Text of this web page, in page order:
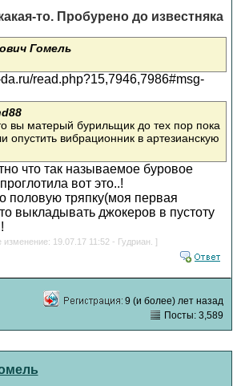
то. Пробурено до известняка
Гомель
read.php?15,7946,7986#msg-
вы матерый бурильщик до тех пор пока
опустить вибрационник в артезианскую
что так называемое буровое
вот это..!
половую тряпку(моя первая
выкладывать джокеров в пустоту
19.07.17 11:52 - Гудриан. ]
9 (и более) лет назад
Посты: 3,589